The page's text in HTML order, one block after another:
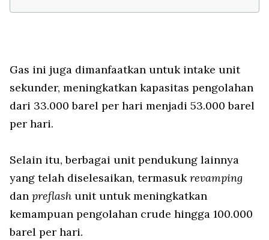
Gas ini juga dimanfaatkan untuk intake unit
sekunder, meningkatkan kapasitas pengolahan
dari 33.000 barel per hari menjadi 53.000 barel
per hari.
Selain itu, berbagai unit pendukung lainnya
yang telah diselesaikan, termasukrevamping
dan preflash unit untuk meningkatkan
kemampuan pengolahan crude hingga 100.000
barel per hari.